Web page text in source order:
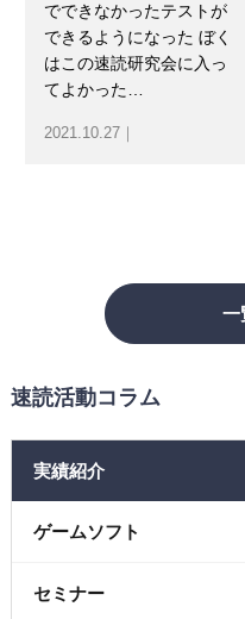
でできなかったテストが
できるようになった ぼく
はこの速読研究会に入っ
てよかった…
2021.10.27｜
一
速読活動コラム
実績紹介
ゲームソフト
セミナー